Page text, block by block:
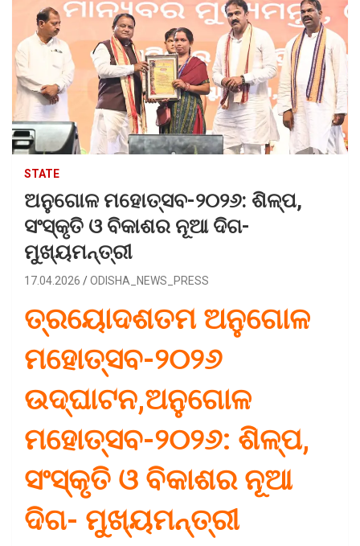
STATE
ଅନୁଗୋଳ ମହୋତ୍ସବ-୨୦୨୬: ଶିଳ୍ପ,
ସଂସ୍କୃତି ଓ ବିକାଶର ନୂଆ ଦିଗ-
ମୁଖ୍ୟମନ୍ତ୍ରୀ
17.04.2026 ODISHA_NEWS_PRESS
ତ୍ରୟୋଦଶତମ ଅନୁଗୋଳ
ମହୋତ୍ସବ-୨୦୨୬
ଉଦ୍‌ଘାଟନ,ଅନୁଗୋଳ
ମହୋତ୍ସବ-୨୦୨୬: ଶିଳ୍ପ,
ସଂସ୍କୃତି ଓ ବିକାଶର ନୂଆ
ଦିଗ- ମୁଖ୍ୟମନ୍ତ୍ରୀ